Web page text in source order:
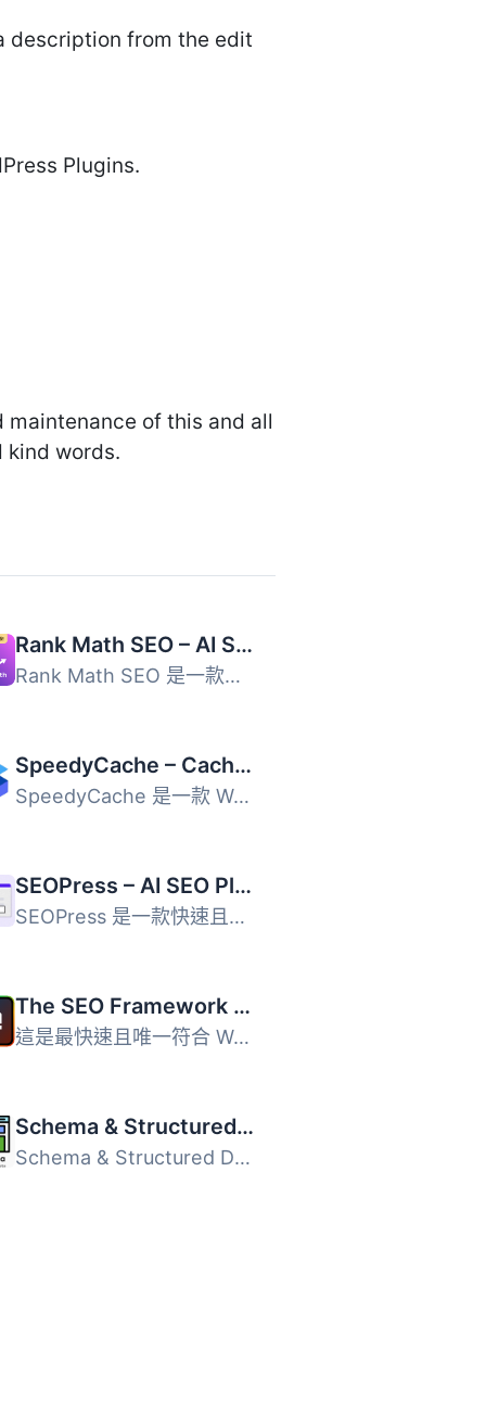
description from the edit
Plugins.
of this and all
kind words.
Rank Math SEO – AI SEO Tools to Dominate SEO Rankings
Rank Math SEO 是一款專為 WordPress 設計的 AI SEO 外掛，幫...
SpeedyCache – Cache, Optimization, Performance
SpeedyCache 是一款 WordPress 外掛，透過快取、壓縮及優化網...
SEOPress – AI SEO Plugin & On-site SEO
SEOPress 是一款快速且注重隱私的 WordPress SEO 外掛，專為 ...
The SEO Framework – Fast, Automated, Effortless.
這是最快速且唯一符合 WordPress 和搜尋引擎規定的 SEO 外掛...
Schema & Structured Data for WP & AMP
Schema & Structured Data for WP & AMP 外掛根據 Sc...